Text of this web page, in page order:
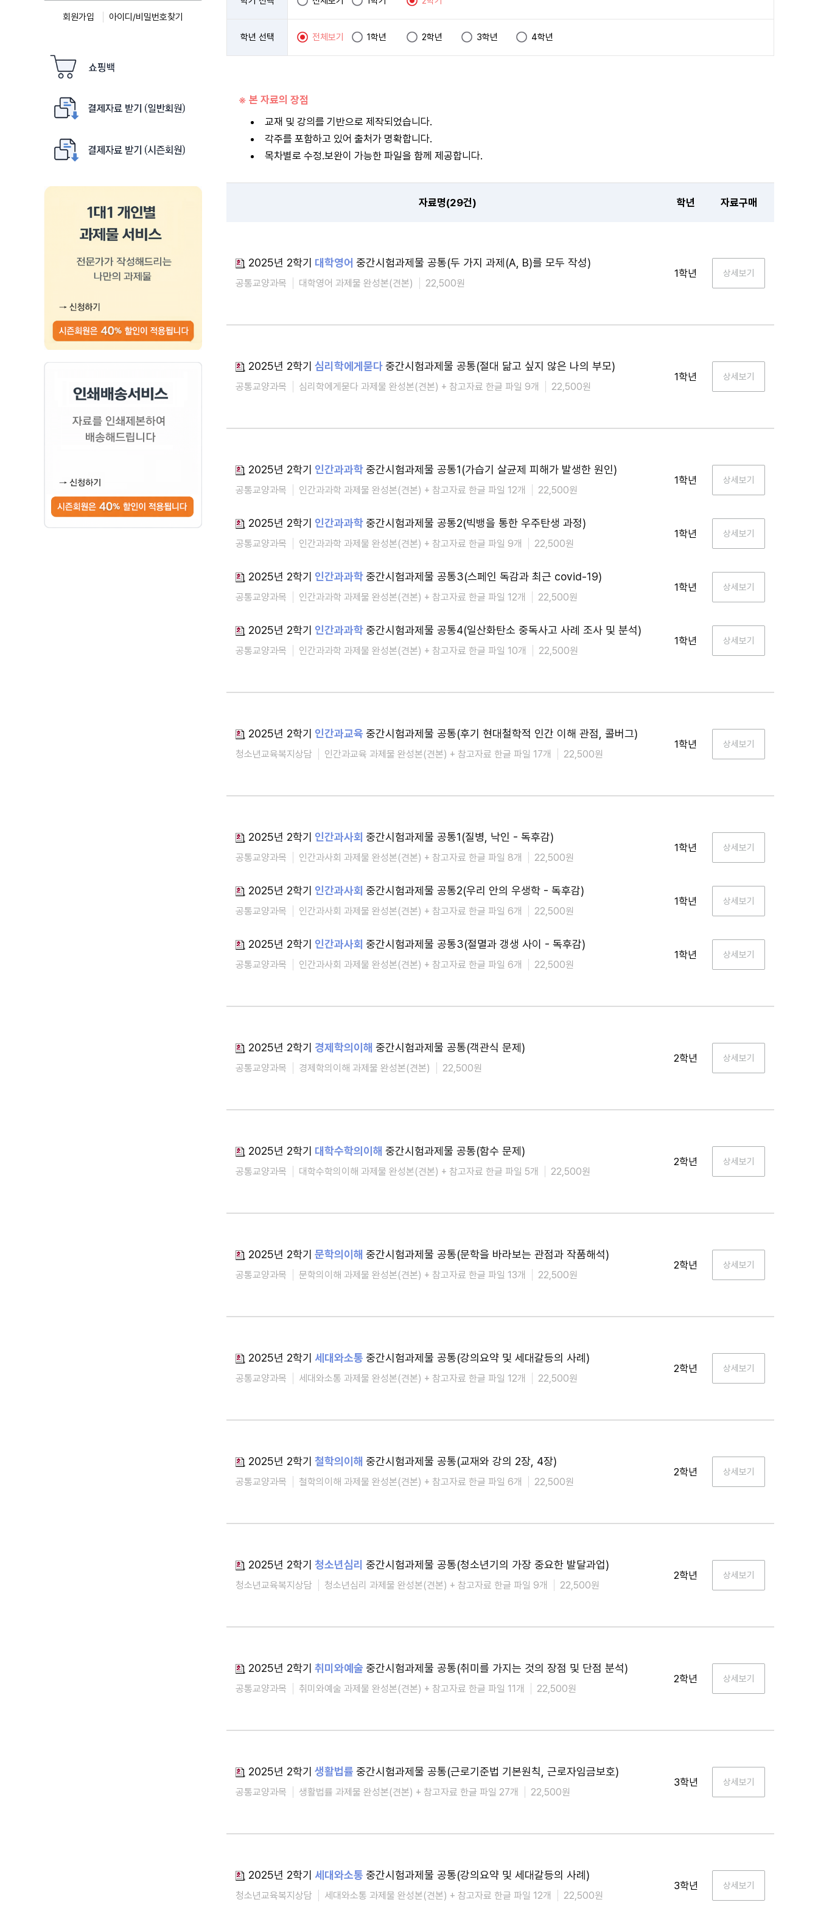
회원가입 아이디/비밀번호찾기
학년 선택 전체보기 1학년 2학년 3학년 4학년
※ 본 자료의 장점
교재 및 강의를 기반으로 제작되었습니다.
각주를 포함하고 있어 출처가 명확합니다.
목차별로 수정.보완이 가능한 파일을 함께 제공합니다.
자료명(29건) 학년 자료구매
2025년 2학기 대학영어 중간시험과제물 공통(두 가지 과제(A, B)를 모두 작성)
공통교양과목 대학영어 과제물 완성본(견본) 22,500원
1학년
2025년 2학기 심리학에게묻다중간시험과제물 공통(절대 닮고 싶지 않은 나의 부모)
공통교양과목 심리학에게묻다 과제물 완성본(견본) + 참고자료 한글 파일 9개 22,500원
1학년
2025년 2학기 인간과과학중간시험과제물 공통1(가습기 살균제 피해가 발생한 원인)
공통교양과목 인간과과학 과제물 완성본(견본) + 참고자료 한글 파일 12개 22,500원
1학년
2025년 2학기 인간과과학중간시험과제물 공통2(빅뱅을 통한 우주탄생 과정)
공통교양과목 인간과과학 과제물 완성본(견본) + 참고자료 한글 파일 9개 22,500원
1학년
2025년 2학기 인간과과학중간시험과제물 공통3(스페인 독감과 최근 covid-19)
공통교양과목 인간과과학 과제물 완성본(견본) + 참고자료 한글 파일 12개 22,500원
1학년
2025년 2학기 인간과과학중간시험과제물 공통4(일산화탄소 중독사고 사례 조사 및 분석)
공통교양과목 인간과과학 과제물 완성본(견본) + 참고자료 한글 파일 10개 22,500원
1학년
2025년 2학기 인간과교육 중간시험과제물 공통(후기 현대철학적 인간 이해 관점, 콜버그)
청소년교육복지상담 인간과교육 과제물 완성본(견본) + 참고자료 한글 파일 17개 22,500원
1학년
2025년 2학기 인간과사회 중간시험과제물 공통1(질병, 낙인 - 독후감)
공통교양과목 인간과사회 과제물 완성본(견본) + 참고자료 한글 파일 8개 22,500원
1학년
2025년 2학기 인간과사회 중간시험과제물 공통2(우리 안의 우생학 - 독후감)
공통교양과목 인간과사회 과제물 완성본(견본) + 참고자료 한글 파일 6개 22,500원
1학년
2025년 2학기 인간과사회 중간시험과제물 공통3(절멸과 갱생 사이 - 독후감)
공통교양과목 인간과사회 과제물 완성본(견본) + 참고자료 한글 파일 6개 22,500원
1학년
2025년 2학기 경제학의이해 중간시험과제물 공통(객관식 문제)
공통교양과목 경제학의이해 과제물 완성본(견본) 22,500원
2학년
2025년 2학기 대학수학의이해 중간시험과제물 공통(함수 문제)
공통교양과목 대학수학의이해 과제물 완성본(견본) + 참고자료 한글 파일 5개 22,500원
2학년
2025년 2학기 문학의이해 중간시험과제물 공통(문학을 바라보는 관점과 작품해석)
공통교양과목 문학의이해 과제물 완성본(견본) + 참고자료 한글 파일 13개 22,500원
2학년
2025년 2학기 세대와소통 중간시험과제물 공통(강의요약 및 세대갈등의 사례)
공통교양과목 세대와소통 과제물 완성본(견본) + 참고자료 한글 파일 12개 22,500원
2학년
2025년 2학기 철학의이해 중간시험과제물 공통(교재와 강의 2장, 4장)
공통교양과목 철학의이해 과제물 완성본(견본) + 참고자료 한글 파일 6개 22,500원
2학년
2025년 2학기 청소년심리 중간시험과제물 공통(청소년기의 가장 중요한 발달과업)
청소년교육복지상담 청소년심리 과제물 완성본(견본) + 참고자료 한글 파일 9개 22,500원
2학년
2025년 2학기 취미와예술 중간시험과제물 공통(취미를 가지는 것의 장점 및 단점 분석)
공통교양과목 취미와예술 과제물 완성본(견본) + 참고자료 한글 파일 11개 22,500원
2학년
2025년 2학기 생활법률 중간시험과제물 공통(근로기준법 기본원칙, 근로자임금보호)
공통교양과목 생활법률 과제물 완성본(견본) + 참고자료 한글 파일 27개 22,500원
3학년
2025년 2학기 세대와소통 중간시험과제물 공통(강의요약 및 세대갈등의 사례)
청소년교육복지상담 세대와소통 과제물 완성본(견본) + 참고자료 한글 파일 12개 22,500원
3학년